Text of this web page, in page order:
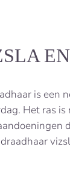
is een
Het ras